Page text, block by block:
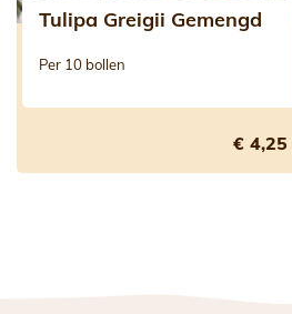
Tulipa Greigii Gemengd
Per 10 bollen
€ 4,25